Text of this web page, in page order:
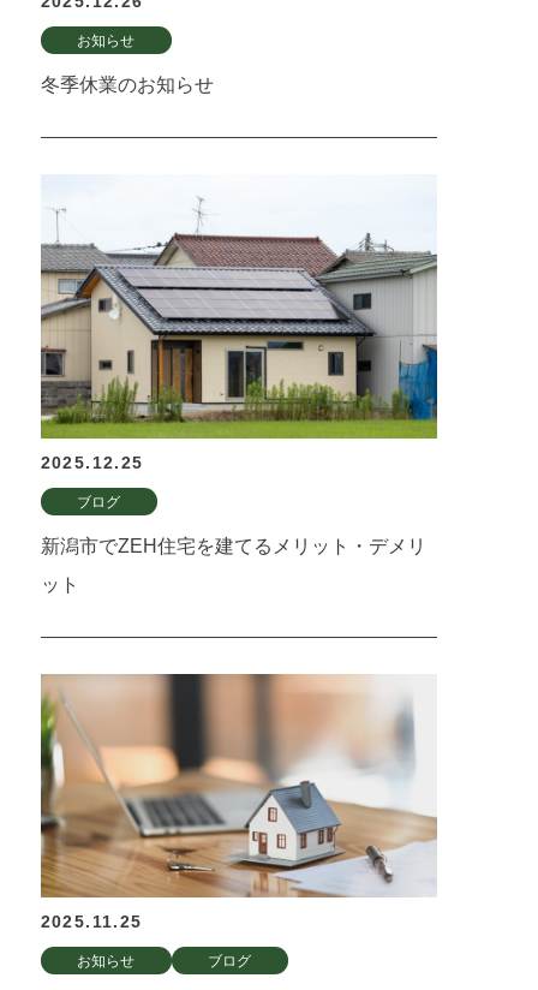
お知らせ
冬季休業のお知らせ
2025.12.25
ブログ
新潟市でZEH住宅を建てるメリット・デメリ
ット
2025.11.25
お知らせ ブログ